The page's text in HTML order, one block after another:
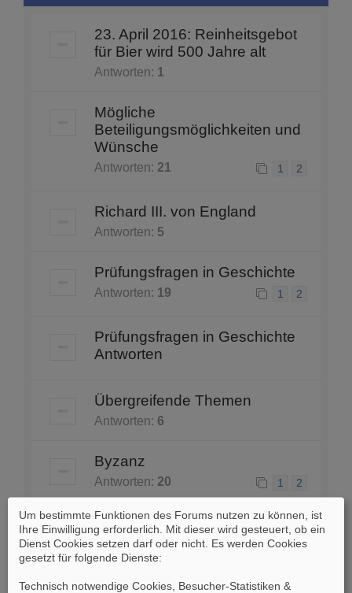
23. April 2016: Reinheitsgebot
für Bier wird 500 Jahre alt
Antworten: 1
Mögliche
Beteiligungsmöglichkeiten und
Wünsche
Antworten: 21 1 2
Richard III. von England
Antworten: 5
Prüfungsfragen in Geschichte
Antworten: 19 1 2
Prüfungsfragen in Geschichte
Antworten
Übergreifende Themen
Antworten: 6
Byzanz
Antworten: 20 1 2
[Nachrichten] Redaktion
unterstützen
Antworten:19
Um bestimmte Funktionen des Forums nutzen zu können, ist
Ihre Einwilligung erforderlich. Mit dieser wird gesteuert, ob ein
Dienst Cookies setzen darf oder nicht. Es werden Cookies
gesetzt für folgende Dienste:
Technisch notwendige Cookies, Besucher-Statistiken &